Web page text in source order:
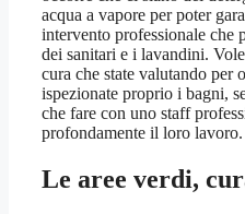
acqua a vapore per poter
intervento professionale che
dei sanitari e i lavandini.
cura che state valutando per
ispezionate proprio i bagni,
che fare con uno staff
profondamente il loro lavoro.
Le aree verdi,